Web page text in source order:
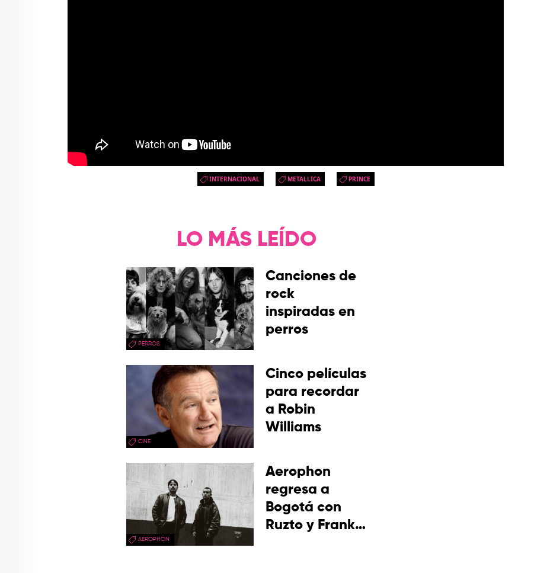
INTERNACIONAL METALLICA PRINCE
LO MÁS LEÍDO
PERROS
Canciones de
rock
inspiradas en
perros
CINE
Cinco películas
para recordar
a Robin
Williams
AEROPHON
Aerophon
regresa a
Bogotá con
Ruzto y Frank